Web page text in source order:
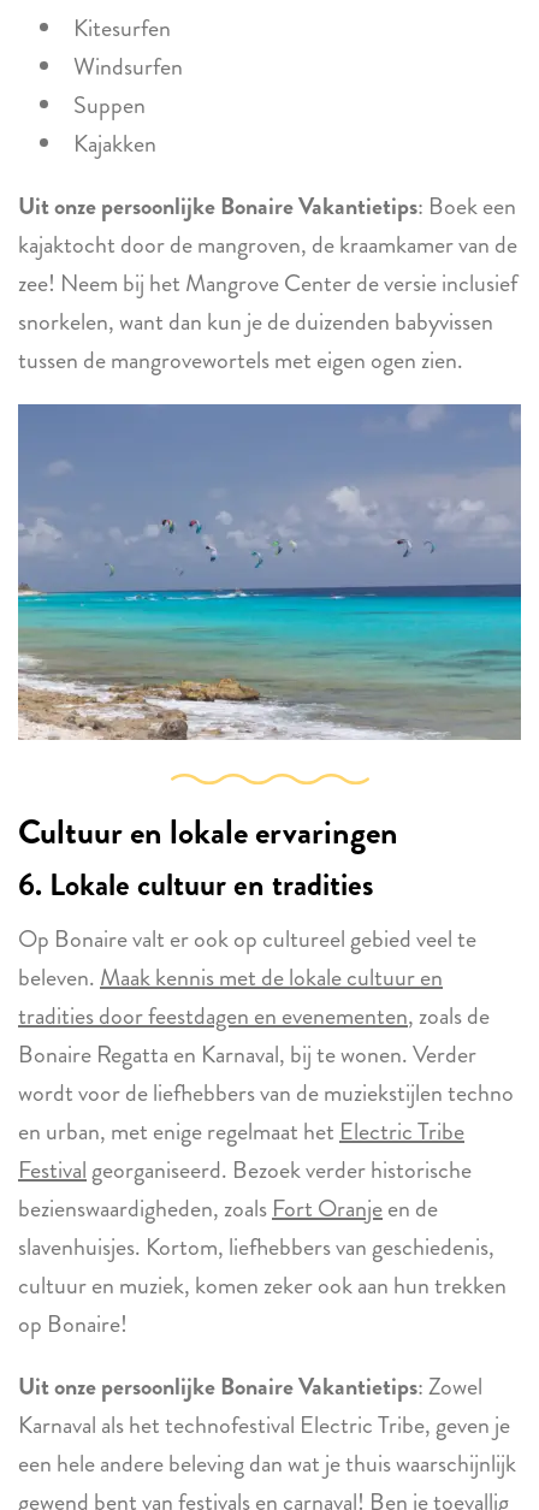
Kitesurfen
Windsurfen
Suppen
Kajakken
Uit onze persoonlijke Bonaire Vakantietips: Boek een
kajaktocht door de mangroven, de kraamkamer van de
zee! Neem bij het Mangrove Center de versie inclusief
snorkelen, want dan kun je de duizenden babyvissen
tussen de mangrovewortels met eigen ogen zien.
Cultuur en lokale ervaringen
6. Lokale cultuur en tradities
Op Bonaire valt er ook op cultureel gebied veel te
beleven.Maak kennis met de lokale cultuur en
tradities door feestdagen en evenementen, zoals de
Bonaire Regatta en Karnaval, bij te wonen. Verder
wordt voor de liefhebbers van de muziekstijlen techno
en urban, met enige regelmaat hetElectric Tribe
Festivalgeorganiseerd. Bezoek verder historische
bezienswaardigheden, zoalsFort Oranjeen de
slavenhuisjes. Kortom, liefhebbers van geschiedenis,
cultuur en muziek, komen zeker ook aan hun trekken
op Bonaire!
Uit onze persoonlijke Bonaire Vakantietips: Zowel
Karnaval als het technofestival Electric Tribe, geven je
een hele andere beleving dan wat je thuis waarschijnlijk
gewend bent van festivals en carnaval! Ben je toevallig